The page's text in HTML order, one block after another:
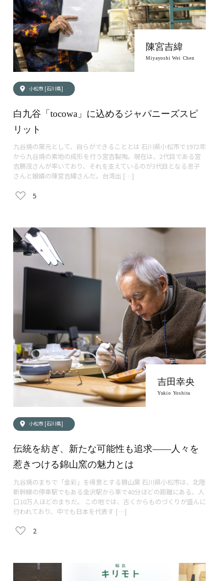
白九谷「tocowa」に込めるジャパニーズスピ
リット
九谷焼の窯元として、自らができることとは 石川県小松市で1972年
から九谷焼の素地の成形を行う宮吉製陶。現在は、2代目である宮
吉勝茂さんが率いており、それを支えているのが3代目となる息子
さんと娘婿の陳宮吉緯さんだ。台湾出 […]
5
小松市 [石川県]
陳宮吉緯
Miyayoshi Wei Chen
伝統を紡ぎ、新たな可能性も追求——人々を
惹きつける錦山窯の魅力とは
九谷焼のまちで「金彩」を得意とする錦山窯 石川県小松市は、北陸
新幹線の停車駅でもある金沢駅から車で40分ほどの距離にある、人
口10万人ほどのまちだ。 この地では、古くからものづくりが盛んに
行われており、中でも日本を代表す […]
2
小松市 [石川県]
吉田幸央
Yukio Yoshita